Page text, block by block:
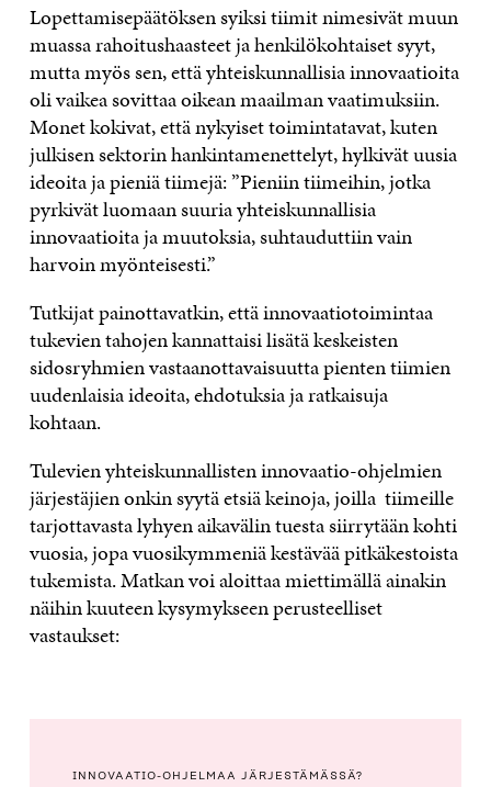
Lopettamisepäätöksen syiksi tiimit nimesivät muun
muassa rahoitushaasteet ja henkilökohtaiset syyt,
mutta myös sen, että yhteiskunnallisia innovaatioita
oli vaikea sovittaa oikean maailman vaatimuksiin.
Monet kokivat, että nykyiset toimintatavat, kuten
julkisen sektorin hankintamenettelyt, hylkivät uusia
ideoita ja pieniä tiimejä: ”Pieniin tiimeihin, jotka
pyrkivät luomaan suuria yhteiskunnallisia
innovaatioita ja muutoksia, suhtauduttiin vain
harvoin myönteisesti.”
Tutkijat painottavatkin, että innovaatiotoimintaa
tukevien tahojen kannattaisi lisätä keskeisten
sidosryhmien vastaanottavaisuutta pienten tiimien
uudenlaisia ideoita, ehdotuksia ja ratkaisuja
kohtaan.
Tulevien yhteiskunnallisten innovaatio-ohjelmien
järjestäjien onkin syytä etsiä keinoja, joilla tiimeille
tarjottavasta lyhyen aikavälin tuesta siirrytään kohti
vuosia, jopa vuosikymmeniä kestävää pitkäkestoista
tukemista. Matkan voi aloittaa miettimällä ainakin
näihin kuuteen kysymykseen perusteelliset
vastaukset:
INNOVAATIO-OHJELMAA JÄRJESTÄMÄSSÄ?